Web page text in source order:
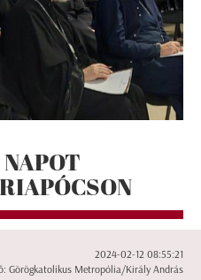
2024-02-12 08:55:21
Görögkatolikus Metropólia/Király András